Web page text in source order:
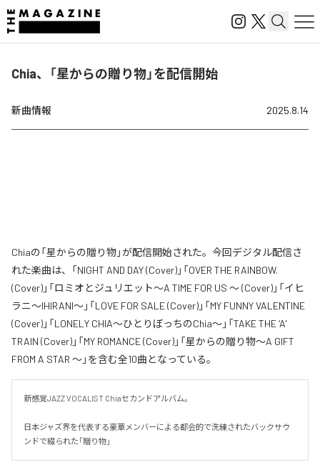
Chia、「星からの贈り物」を配信開始
新曲情報 2025.8.14
Chiaの「星からの贈り物」が配信開始された。今回デジタル配信さ
れた楽曲は、「NIGHT AND DAY (Cover)」「OVER THE RAINBOW.
(Cover)」「ロミオとジュリエット～A TIME FOR US ～ (Cover)」「イヒ
ラニ～IHIRANI～」「LOVE FOR SALE (Cover)」「MY FUNNY VALENTINE
(Cover)」「LONELY CHIA～ひとりぼっちのChia～」「TAKE THE ‘A'
TRAIN (Cover)」「MY ROMANCE (Cover)」「星からの贈り物～A GIFT
FROM A STAR ～」を含む全10曲となっている。
新感覚JAZZ VOCALIST Chiaセカンドアルバム。
日本ジャズ界を代表する豪華メンバーによる都会的で洗練されたバックサウ
ンドで綴られた「贈り物」